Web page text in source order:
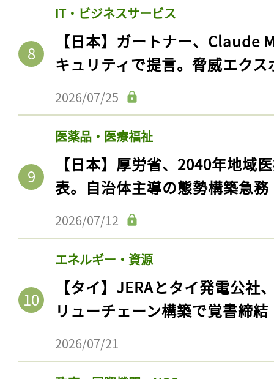
IT・ビジネスサービス
【日本】ガートナー、Claude
キュリティで提言。脅威エク
2026/07/25
医薬品・医療福祉
【日本】厚労省、2040年地域
表。自治体主導の態勢構築急務
2026/07/12
エネルギー・資源
【タイ】JERAとタイ発電公社
リューチェーン構築で覚書締結
2026/07/21